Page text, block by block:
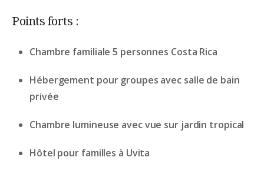
Points forts :
Chambre familiale 5 personnes Costa Rica
Hébergement pour groupes avec salle de bain
privée
Chambre lumineuse avec vue sur jardin tropical
Hôtel pour familles à Uvita